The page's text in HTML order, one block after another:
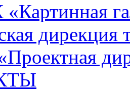
дирекция